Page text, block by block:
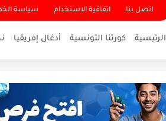
اتصل بنا اتفاقية الاستخدام سياسة
الرئيسية كورتنا التونسية أدغال إفريقيا